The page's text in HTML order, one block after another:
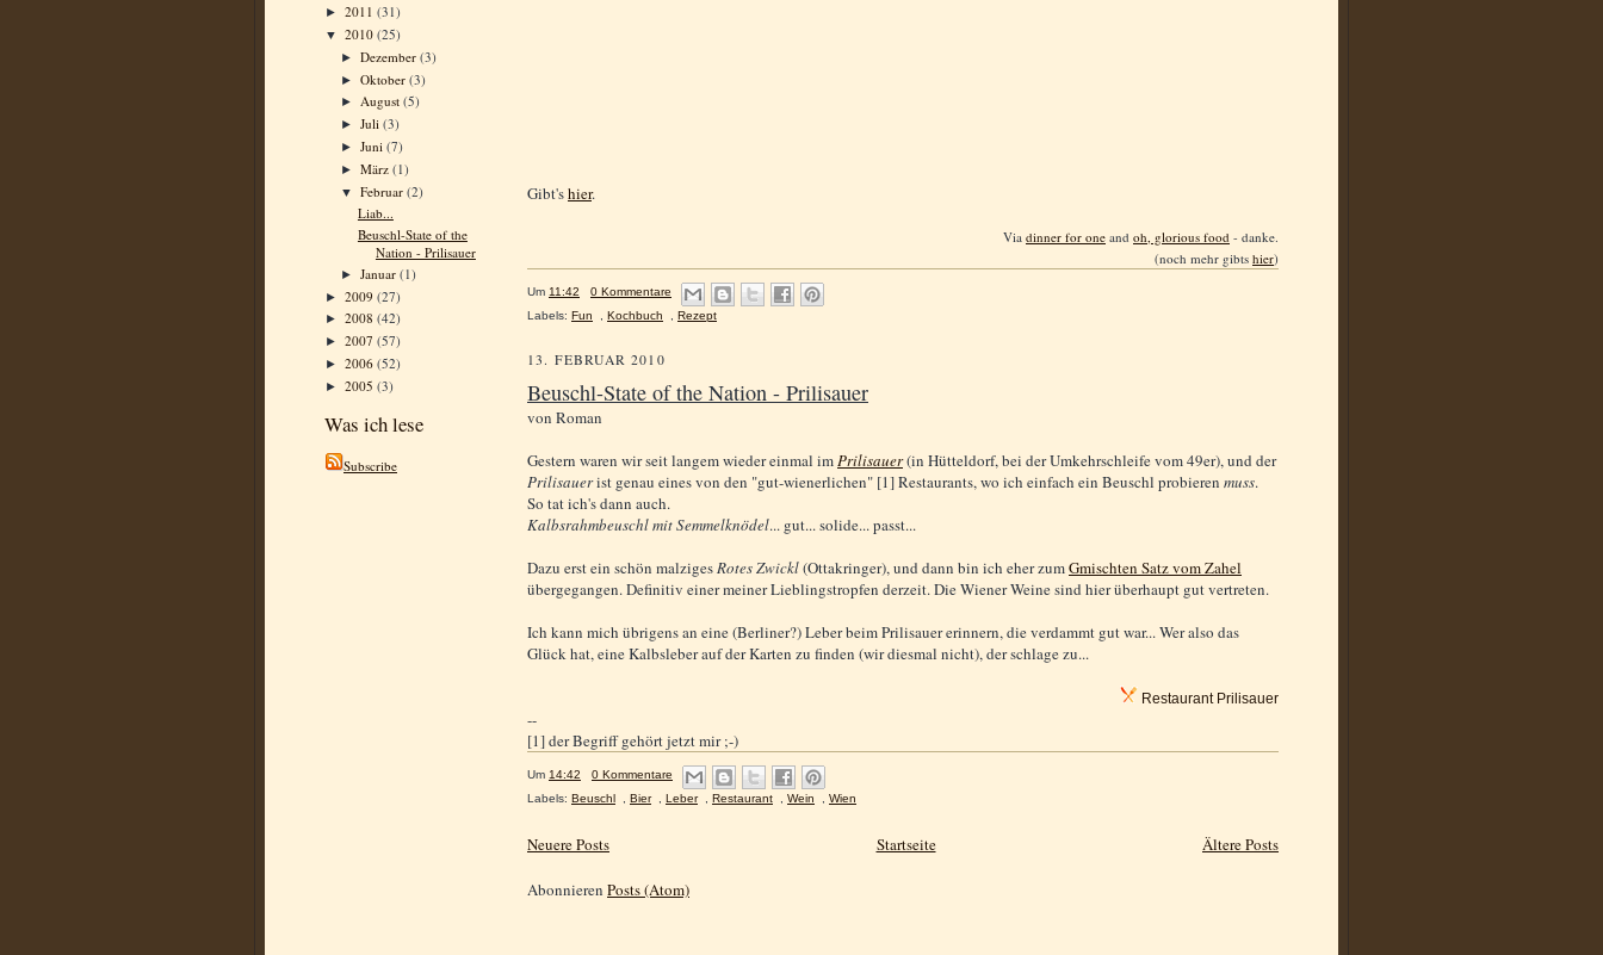
► 2011 (31)
▼ 2010 (25)
►Dezember(3)
►Oktober(3)
►August(5)
►Juli(3)
►Juni(7)
►März(1)
▼Februar(2)
Liab...
Beuschl-State of the
Nation - Prilisauer
►Januar(1)
► 2009 (27)
► 2008 (42)
► 2007 (57)
► 2006 (52)
► 2005 (3)
Was ich lese
Subscribe
Gibt'shier.
Via dinner for one and oh, glorious food - danke.
(noch mehr gibts hier)
Um 11:42
0 Kommentare
Labels: Fun Kochbuch Rezept
13. FEBRUAR 2010
Beuschl-State of the Nation - Prilisauer
von Roman
Gestern waren wir seit langem wieder einmal imPrilisauer(in Hütteldorf, bei der Umkehrschleife vom 49er), und der
Prilisauerist genau eines von den "gut-wienerlichen" [1] Restaurants, wo ich einfach ein Beuschl probieren muss.
So tat ich's dann auch.
Kalbsrahmbeuschl mit Semmelknödel... gut... solide... passt...
Dazu erst ein schön malzigesRotes Zwickl(Ottakringer), und dann bin ich eher zumGmischten Satz vom Zahel
übergegangen. Definitiv einer meiner Lieblingstropfen derzeit. Die Wiener Weine sind hier überhaupt gut vertreten.
Ich kann mich übrigens an eine (Berliner?) Leber beim Prilisauer erinnern, die verdammt gut war... Wer also das
Glück hat, eine Kalbsleber auf der Karten zu finden (wir diesmal nicht), der schlage zu...
Restaurant Prilisauer
--
[1] der Begriff gehört jetzt mir ;-)
Um 14:42
0 Kommentare
Labels: Beuschl Bier Leber Restaurant Wein Wien
Neuere Posts Ältere Posts
Startseite
Abonnieren Posts (Atom)